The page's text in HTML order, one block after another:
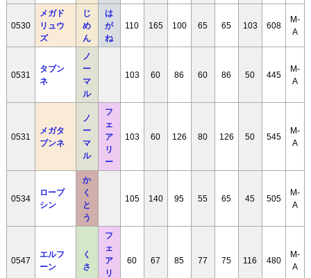
0530
メガド
リュウ
ズ
じ
め
ん
は
が
ね
110 165 100 65 65 103 608
M-
A
0531
タブン
ネ
ノ
ー
マ
ル
103 60 86 60 86 50 445
M-
A
0531
メガタ
ブンネ
ノ
ー
マ
ル
フ
ェ
ア
リ
ー
103 60 126 80 126 50 545
M-
A
0534
ローブ
シン
か
く
と
う
105 140 95 55 65 45 505
M-
A
0547
エルフ
ーン
く
さ
フ
ェ
ア
リ
60 67 85 77 75 116 480
M-
A